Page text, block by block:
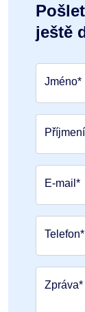
ještě
Jméno*
E-mail*
Telefon*
Zpráva*